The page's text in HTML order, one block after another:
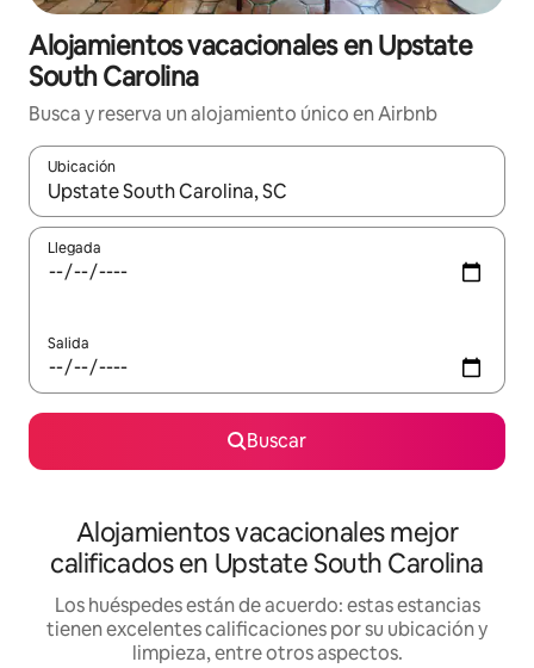
Alojamientos vacacionales en Upstate
South Carolina
Busca y reserva un alojamiento único en Airbnb
Ubicación
Cuando los resultados estén disponibles, podrás navegar
Llegada
Salida
Buscar
Alojamientos vacacionales mejor
calificados en Upstate South Carolina
Los huéspedes están de acuerdo: estas estancias
tienen excelentes calificaciones por su ubicación y
limpieza, entre otros aspectos.